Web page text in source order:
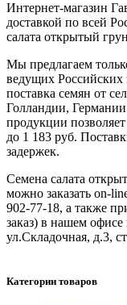
Интернет-магазин
доставкой по всей
салата открытый
Мы предлагаем
ведущих Российских
поставка семян от
Голландии,
продукции
до 1 183 руб.
задержек.
Семена салата
можно заказать on-
902-77-18, а также
заказ) в нашем
ул.Складочная, д.3,
Категории товаров